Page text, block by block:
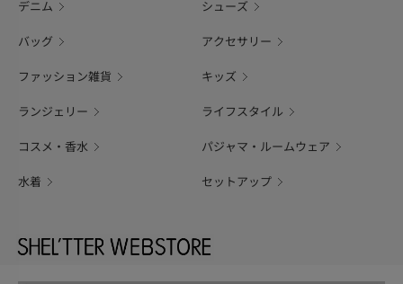
デニム シューズ
バッグ アクセサリー
ファッション雑貨 キッズ
ランジェリー ライフスタイル
コスメ・香水 パジャマ・ルームウェア
水着 セットアップ